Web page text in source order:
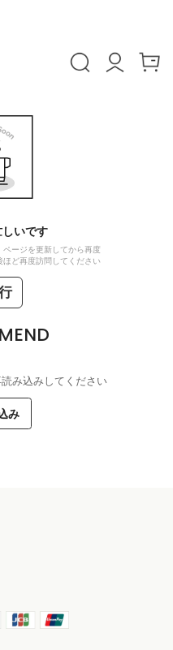
しいです
ージを更新してから再度
ど再度訪問してください
み込みしてください
み